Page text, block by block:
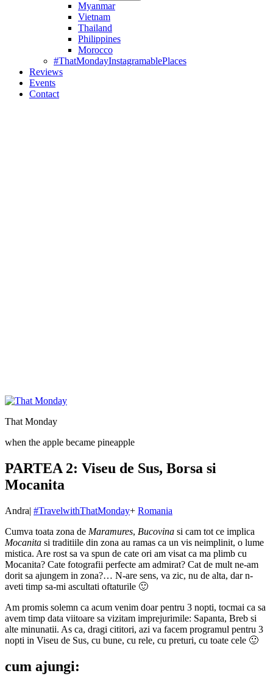
Myanmar
Vietnam
Thailand
Philippines
Morocco
#ThatMondayInstagramablePlaces
Reviews
Events
Contact
That Monday
when the apple became pineapple
PARTEA 2: Viseu de Sus, Borsa si
Mocanita
Andra| #TravelwithThatMonday+ Romania
Cumva toata zona de Maramures, Bucovina si cam tot ce implica
Mocanita si traditiile din zona au ramas ca un vis neimplinit, o lume
mistica. Are rost sa va spun de cate ori am visat ca ma plimb cu
Mocanita? Cate fotografii perfecte am admirat? Cat de mult ne-am
dorit sa ajungem in zona?… N-are sens, va zic, nu de alta, dar n-
aveti timp sa-mi ascultati oftaturile 🙂
Am promis solemn ca acum venim doar pentru 3 nopti, tocmai ca sa
avem timp data viitoare sa vizitam imprejurimile: Sapanta, Breb si
alte minunatii. As ca, dragi cititori, azi va facem programul pentru 3
nopti in Viseu de Sus, cu bune, cu rele, cu preturi, cu toate cele 🙂
cum ajungi: